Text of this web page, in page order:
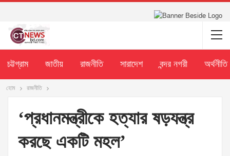
চট্টগ্রাম জাতীয় রাজনীতি সারাদেশ বন্দর নগরী অর্থনীতি
হোম রাজনীতি
‘প্রধানমন্ত্রীকে হত্যার ষড়যন্ত্র
করছে একটি মহল’